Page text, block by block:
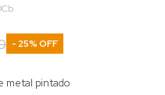
25
metal pintado